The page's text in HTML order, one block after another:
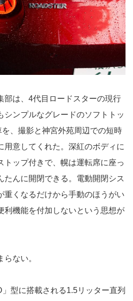
部は、4代目ロードスターの現行
シンプルなグレードのソフトトッ
、撮影と神宮外苑周辺での短時
用意してくれた。深紅のボディに
トップ付きで、幌は運転席に座っ
たんに開閉できる。電動開閉シス
重くなるだけから手動のほうがい
利機能を付加しないという思想が
ない。
型に搭載される1.5リッター直列